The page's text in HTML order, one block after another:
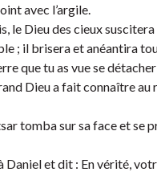
avec l’argile.
le Dieu des cieux
; il brisera et anéantira
que tu as vue se
Dieu a fait connaître
tomba sur sa face et se
Daniel et dit : En vérité,